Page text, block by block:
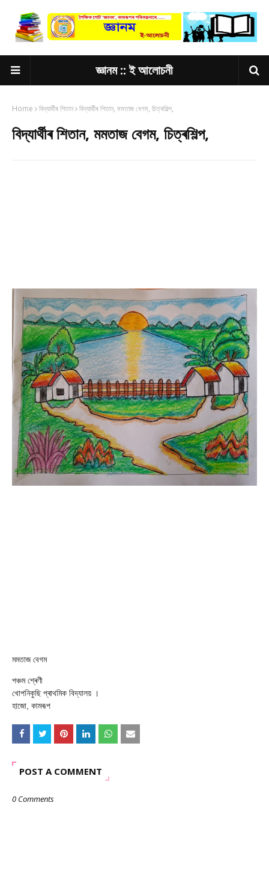
জ্ঞানম :: ই আলোচনী
Home বিদ্যাৰ্থীৰ শিতান বিদ্যাৰ্থীৰ শিতান, মমতাজ বেগম, চিত্ৰশিল্প,
বিদ্যাৰ্থীৰ শিতান, মমতাজ বেগম, চিত্ৰশিল্প,
মমতাজ বেগম
পঞ্চম শ্ৰেণী
খোপনিকুছি প্ৰাথমিক বিদ্যালয় ।
হাজো, কামৰূপ
POST A COMMENT
0 Comments